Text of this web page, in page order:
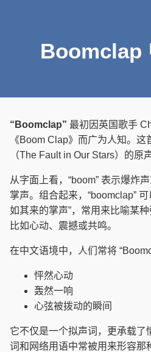
Boomclap
“Boomclap” 最初因英国歌手
《Boom Clap》而广为人知。这
（The Fault in Our Stars）的原
从字面上看，“boom” 表示爆炸
掌声。组合起来，“boomclap”
如其来的掌声”，常用来比喻某
比如心动、震撼或共鸣。
在中文语境中，人们常将
怦然心动
轰然一响
心弦被拨动的瞬间
它不仅是一个拟声词，更承载了
词和网络用语中常被用来形容那